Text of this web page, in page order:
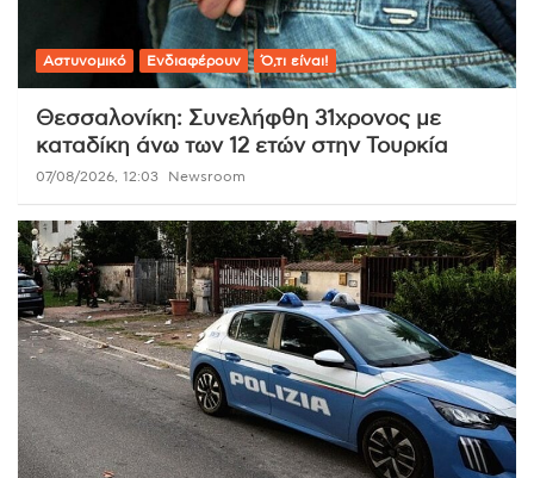
Αστυνομικό Ενδιαφέρουν Ό,τι είναι!
Θεσσαλονίκη: Συνελήφθη 31χρονος με
καταδίκη άνω των 12 ετών στην Τουρκία
07/08/2026, 12:03 Newsroom